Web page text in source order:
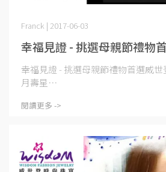
幸福見證 - 挑選母親節禮物
Franck | 2017-06-03
幸福見證 - 挑選母親節禮物首選威
月壽星⋯
閱讀更多 ->